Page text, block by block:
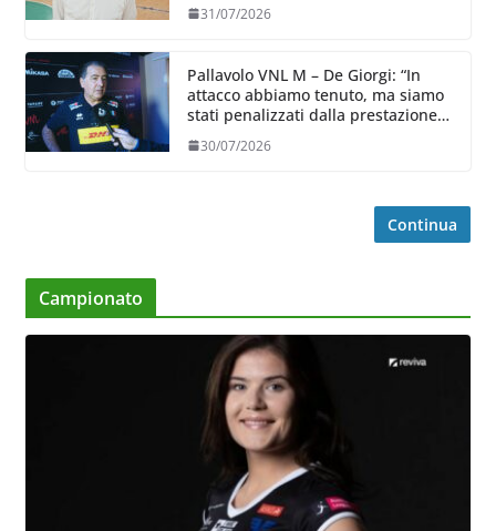
31/07/2026
Pallavolo VNL M – De Giorgi: “In
attacco abbiamo tenuto, ma siamo
stati penalizzati dalla prestazione
30/07/2026
Continua
Campionato